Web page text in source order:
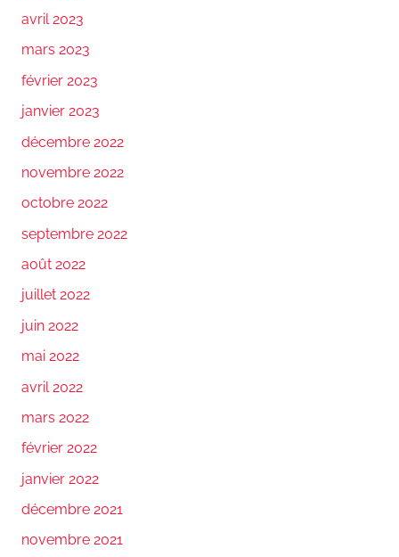
avril 2023
mars 2023
février 2023
janvier 2023
décembre 2022
novembre 2022
octobre 2022
septembre 2022
août 2022
juillet 2022
juin 2022
mai 2022
avril 2022
mars 2022
février 2022
janvier 2022
décembre 2021
novembre 2021